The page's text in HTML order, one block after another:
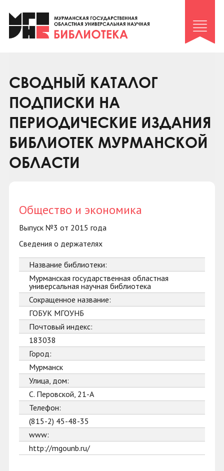
Клуб «Гиря и сельдерей»
Клуб «Семейный архив»
Коллегам
Контакты
СВОДНЫЙ КАТАЛОГ
ПОДПИСКИ НА
ПЕРИОДИЧЕСКИЕ ИЗДАНИЯ
БИБЛИОТЕК МУРМАНСКОЙ
ОБЛАСТИ
Общество и экономика
Выпуск №3 от 2015 года
Сведения о держателях
Название библиотеки:
Мурманская государственная областная
универсальная научная библиотека
Сокращенное название:
ГОБУК МГОУНБ
Почтовый индекс:
183038
Город:
Мурманск
Улица, дом:
С. Перовской, 21-А
Телефон:
(815-2) 45-48-35
www:
http://mgounb.ru/